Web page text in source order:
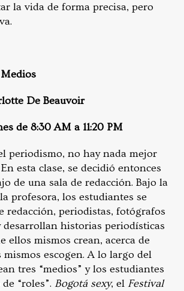
la vida de forma precisa, pero
De Beauvoir
de 8:30 AM a 11:20 PM
periodismo, no hay nada mejor
esta clase, se decidió entonces
de una sala de redacción. Bajo la
profesora, los estudiantes se
redacción, periodistas, fotógrafos
desarrollan historias periodísticas
ellos mismos crean, acerca de
mismos escogen. A lo largo del
tres “medios” y los estudiantes
“roles”. Bogotá sexy, el Festival